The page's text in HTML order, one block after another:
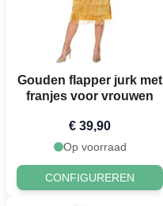
Gouden flapper jurk met
franjes voor vrouwen
€ 39,90
Op voorraad
CONFIGUREREN